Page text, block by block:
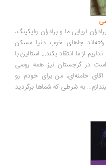
ما و برادران وایکینگ،
جاهای خوب دنیا مسکن
انتقاد بکند... استالین با
نیز همه روسی
من برای خودم رو
به شرطی که شماها برگردید